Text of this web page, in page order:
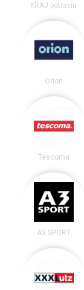
KRAJ potravín
Orion
Tescoma
A3 SPORT